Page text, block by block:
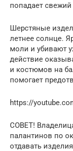
попадает
Шерстяные
летнее солнце.
моли и убивают
действие
и костюмов на
помогает
https://
СОВЕТ!
палантинов по
отдавать